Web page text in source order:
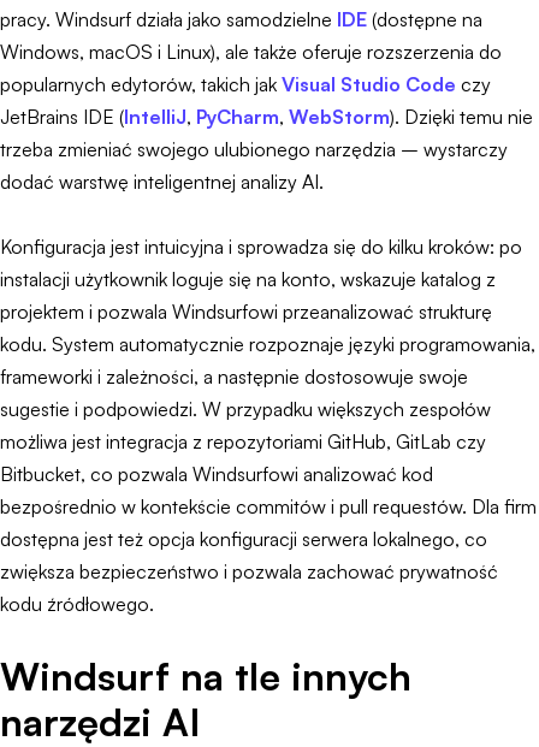
pracy. Windsurf działa jako samodzielne IDE (dostępne na
Windows, macOS i Linux), ale także oferuje rozszerzenia do
popularnych edytorów, takich jak Visual Studio Code czy
JetBrains IDE (IntelliJ, PyCharm, WebStorm). Dzięki temu nie
trzeba zmieniać swojego ulubionego narzędzia – wystarczy
dodać warstwę inteligentnej analizy AI.
Konfiguracja jest intuicyjna i sprowadza się do kilku kroków: po
instalacji użytkownik loguje się na konto, wskazuje katalog z
projektem i pozwala Windsurfowi przeanalizować strukturę
kodu. System automatycznie rozpoznaje języki programowania,
frameworki i zależności, a następnie dostosowuje swoje
sugestie i podpowiedzi. W przypadku większych zespołów
możliwa jest integracja z repozytoriami GitHub, GitLab czy
Bitbucket, co pozwala Windsurfowi analizować kod
bezpośrednio w kontekście commitów i pull requestów. Dla firm
dostępna jest też opcja konfiguracji serwera lokalnego, co
zwiększa bezpieczeństwo i pozwala zachować prywatność
kodu źródłowego.
Windsurf na tle innych
narzędzi AI